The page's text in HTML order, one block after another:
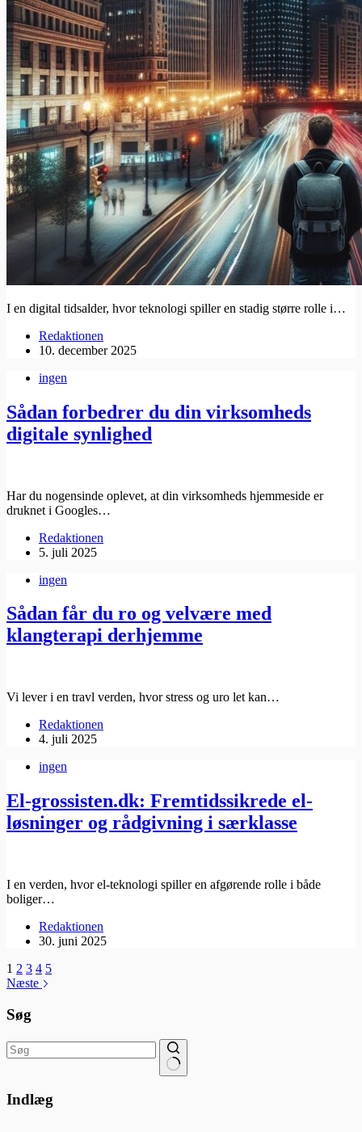
I en digital tidsalder, hvor teknologi spiller en stadig større rolle i…
Redaktionen
10. december 2025
ingen
Sådan forbedrer du din virksomheds
digitale synlighed
Har du nogensinde oplevet, at din virksomheds hjemmeside er
druknet i Googles…
Redaktionen
5. juli 2025
ingen
Sådan får du ro og velvære med
klangterapi derhjemme
Vi lever i en travl verden, hvor stress og uro let kan…
Redaktionen
4. juli 2025
ingen
El-grossisten.dk: Fremtidssikrede el-
løsninger og rådgivning i særklasse
I en verden, hvor el-teknologi spiller en afgørende rolle i både
boliger…
Redaktionen
30. juni 2025
1 2 3 4 5
Næste
Søg
resultater
Indlæg